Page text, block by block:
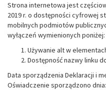
Strona internetowa jest
2019 r. o dostępności cyfrowej
mobilnych podmiotów
wyłączeń wymienionych poniżej:
Używanie alt w
Dostępność nazwy linku
Data sporządzenia Deklaracji i
Oświadczenie sporządzono